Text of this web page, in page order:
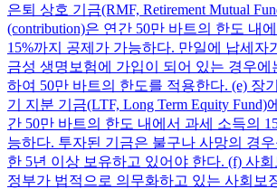
은퇴 상호 기금(RMF, Retirement Mutual
(contribution)은 연간 50만 바트의 한도 내
15%까지 공제가 가능하다. 만일에 납세자
금성 생명보험에 가입이 되어 있는 경우
하여 50만 바트의 한도를 적용한다. (e) 장
기 지분 기금(LTF, Long Term Equity Fund)
간 50만 바트의 한도 내에서 과세 소득의
능하다. 투자된 기금은 불구나 사망의 경
한 5년 이상 보유하고 있어야 한다. (f) 사
정부가 법적으로 의무화하고 있는 사회보